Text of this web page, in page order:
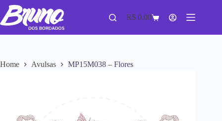
R$ 0,00
Home Avulsas MP15M038 – Flores